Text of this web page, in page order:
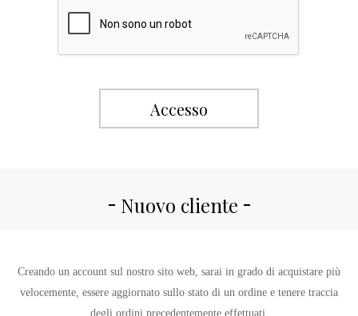
Nuovo cliente
Creando un account sul nostro sito web, sarai in grado di acquistare più
velocemente, essere aggiornato sullo stato di un ordine e tenere traccia
degli ordini precedentemente effettuati.